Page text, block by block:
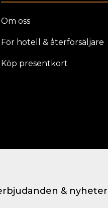
Om oss
För hotell & återförsäljare
Köp presentkort
& nyheter